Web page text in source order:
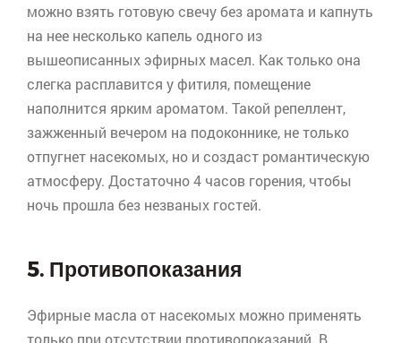
можно взять готовую свечу без аромата и капнуть
на нее несколько капель одного из
вышеописанных эфирных масел. Как только она
слегка расплавится у фитиля, помещение
наполнится ярким ароматом. Такой репеллент,
зажженный вечером на подоконнике, не только
отпугнет насекомых, но и создаст романтическую
атмосферу. Достаточно 4 часов горения, чтобы
ночь прошла без незваных гостей.
5. Противопоказания
Эфирные масла от насекомых можно применять